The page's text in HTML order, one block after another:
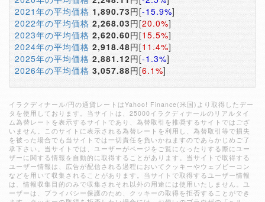
2021年の平均価格 1,890.73円[-15.9%]
2022年の平均価格 2,268.03円[20.0%]
2023年の平均価格 2,620.60円[15.5%]
2024年の平均価格 2,918.48円[11.4%]
2025年の平均価格 2,881.12円[-1.3%]
2026年の平均価格 3,057.88円[6.1%]
イラクディナール/円の通貨レートはYahoo! Finance(米国)より取得したデー
タを使用しております。当サイトは、25000イラクディナールのリアルタイ
ム為替レートを表示するサイトであり、為替取引を推奨するサイトではござ
いません。このサイトに表示される為替レートを利用し、為替取引等で損失
を被った場合でも当サイトでは一切責任を負いかねますのであらかじめご了
承下さい。当サイトでは、ユーザーがページをご覧になったりする際にユー
ザーに関する情報を自動的に取得することがあります。当サイトで取得する
ユーザー情報は、広告が配信される過程においてクッキーやウェブビーコン
などを用いて収集されることがあります。当サイトで取得するユーザー情報
は、情報収集目的のみで収集されそれ以外の用途には使用いたしません。ユ
ーザーは、プライバシー保護のため、クッキーの取得を拒否することができ